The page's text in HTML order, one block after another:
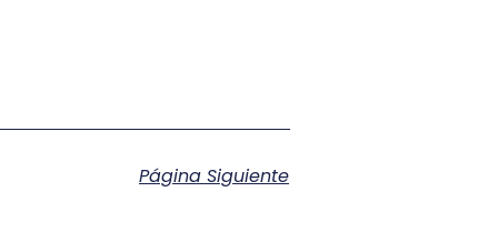
Página Siguiente